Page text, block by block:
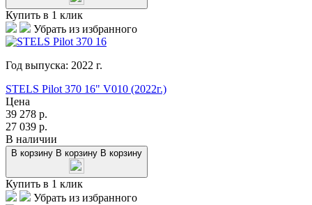
Купить в 1 клик
Убрать из избранного
Год выпуска: 2022 г.
STELS Pilot 370 16" V010 (2022г.)
Цена
39 278 р.
27 039 р.
В наличии
В корзину В корзину В корзину
Купить в 1 клик
Убрать из избранного